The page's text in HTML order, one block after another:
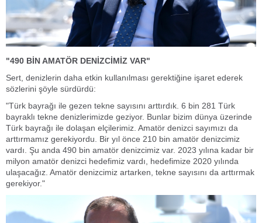
"490 BİN AMATÖR DENİZCİMİZ VAR"
Sert, denizlerin daha etkin kullanılması gerektiğine işaret ederek
sözlerini şöyle sürdürdü:
"Türk bayrağı ile gezen tekne sayısını arttırdık. 6 bin 281 Türk
bayraklı tekne denizlerimizde geziyor. Bunlar bizim dünya üzerinde
Türk bayrağı ile dolaşan elçilerimiz. Amatör denizci sayımızı da
arttırmamız gerekiyordu. Bir yıl önce 210 bin amatör denizcimiz
vardı. Şu anda 490 bin amatör denizcimiz var. 2023 yılına kadar bir
milyon amatör denizci hedefimiz vardı, hedefimize 2020 yılında
ulaşacağız. Amatör denizcimiz artarken, tekne sayısını da arttırmak
gerekiyor."